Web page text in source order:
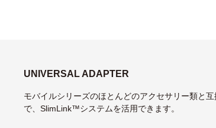
UNIVERSAL ADAPTER
モバイルシリーズのほとんどのアクセサリー類と
で、SlimLink™システムを活用できます。